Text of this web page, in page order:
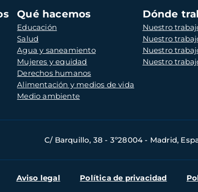
Qué hacemos
Educación
Salud
Agua y saneamiento
Mujeres y equidad
Derechos humanos
Alimentación y medios de vida
Medio ambiente
Dónde
Nuestro
Nuestro
Nuestro
Nuestro
C/ Barquillo, 38 - 3º28004 - Madrid,
Aviso legal Política de privacidad